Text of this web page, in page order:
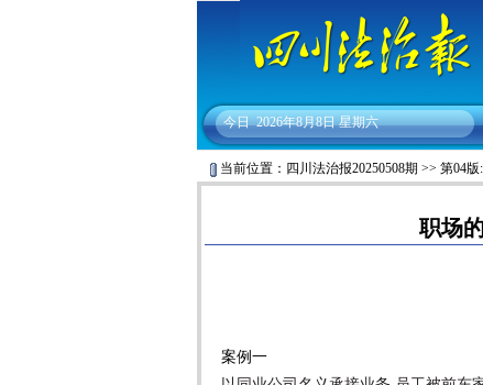
今日 2026年8月8日 星期六
当前位置： 四川法治报20250508期 >> 第04版
职场
案例一